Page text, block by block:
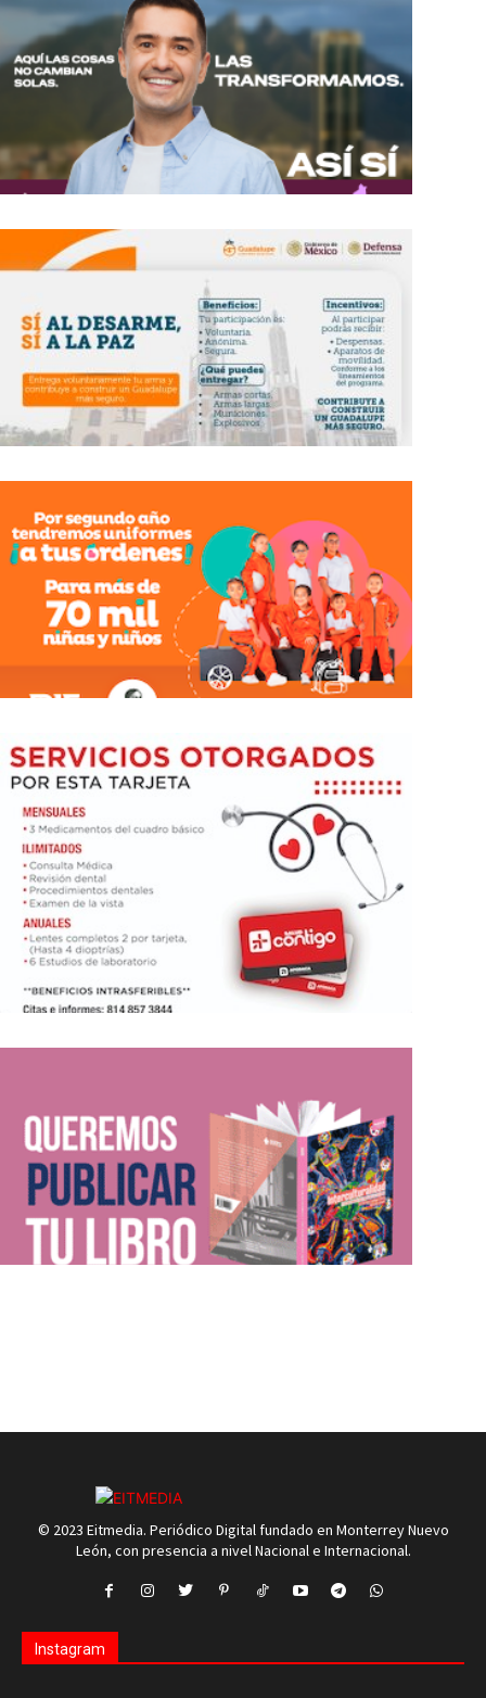
© 2023 Eitmedia. Periódico Digital fundado en Monterrey Nuevo
León, con presencia a nivel Nacional e Internacional.
Instagram